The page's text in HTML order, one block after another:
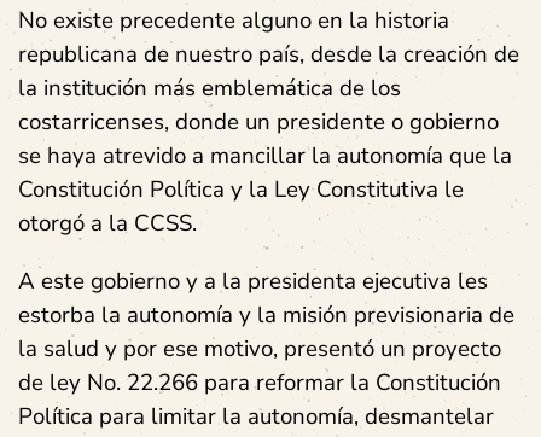
No existe precedente alguno en la historia
republicana de nuestro país, desde la creación de
la institución más emblemática de los
costarricenses, donde un presidente o gobierno
se haya atrevido a mancillar la autonomía que la
Constitución Política y la Ley Constitutiva le
otorgó a la CCSS.
A este gobierno y a la presidenta ejecutiva les
estorba la autonomía y la misión previsionaria de
la salud y por ese motivo, presentó un proyecto
de ley No. 22.266 para reformar la Constitución
Política para limitar la autonomía, desmantelar